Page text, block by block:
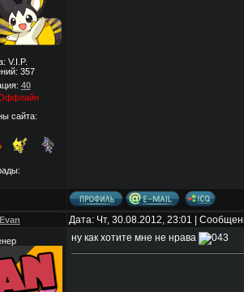
V.I.P.
357
40
сайта:
Дата: Чт, 30.08.2012, 23:01 |
ну как хотите мне не нрава